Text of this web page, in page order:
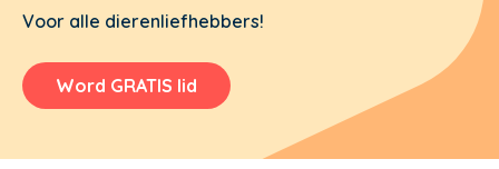
Voor alle dierenliefhebbers!
Word GRATIS lid